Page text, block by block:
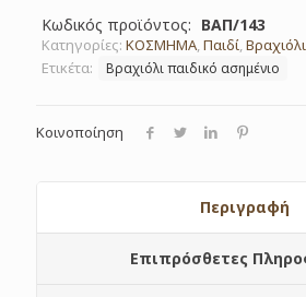
Κωδικός προϊόντος: ΒΑΠ/143
Κατηγορίες: ΚΟΣΜΗΜΑ,Παιδί,
Ετικέτα:
Βραχιόλι παιδικό ασημένιο
Κοινοποίηση
Περιγραφή
Επιπρόσθετες